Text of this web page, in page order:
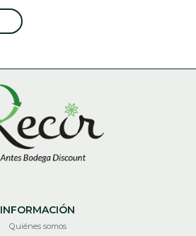
INFORMACIÓN
Quiénes somos